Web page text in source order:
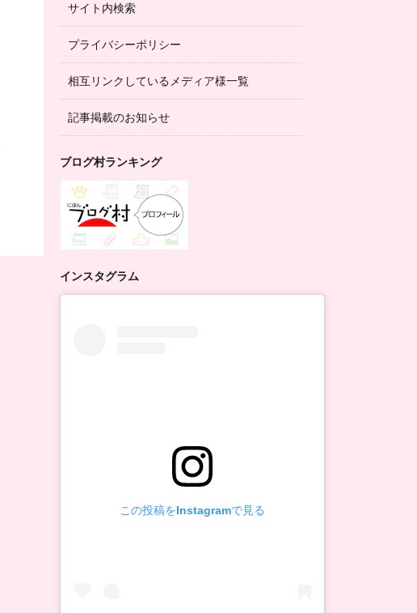
サイト内検索
プライバシーポリシー
相互リンクしているメディア様一覧
記事掲載のお知らせ
ブログ村ランキング
インスタグラム
この投稿をInstagramで見る